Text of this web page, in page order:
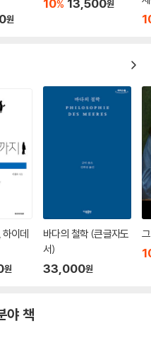
죄자의 ‘비정상성’을 강조하는
에 대해 분노해야지, 이들을 혐
의 약함과 문제를 반성적으로
기 힘든 우리 자신에 관한 사실
은 특정 범죄가 특별히 혐오스럽
다.
만 그들이 성장하고 변화할 수
중은 유지되어야 한다.
피와 방기로 이어지기 쉽다.”는
원
10% 13,500원
이데
원
바다의 철학 (큰글자도
서)
33,000원
야 책